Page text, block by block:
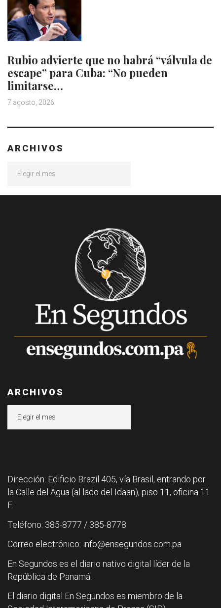
Rubio advierte que no habrá “válvula de
escape” para Cuba: “No pueden
limitarse…
7 agosto, 2026
ARCHIVOS
ARCHIVOS
Dirección: Edificio Brazil 405, vía Brasil, entrando por
la Calle del Agua (al lado del Idaan), piso 11, oficina 11
F.
Teléfono: 385-8777 / 385-8778
Correo electrónico: info@ensegundos.com.pa
En Segundos es el diario nativo digital líder de la
República de Panamá.
El diario digital En Segundos es miembro de la